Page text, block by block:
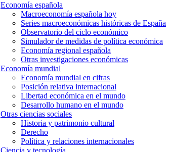
Economía española
Macroeconomía española hoy
Series macroeconómicas históricas de España
Observatorio del ciclo económico
Simulador de medidas de política económica
Economía regional española
Otras investigaciones económicas
Economía mundial
Economía mundial en cifras
Posición relativa internacional
Libertad económica en el mundo
Desarrollo humano en el mundo
Otras ciencias sociales
Historia y patrimonio cultural
Derecho
Política y relaciones internacionales
Ciencia y tecnología